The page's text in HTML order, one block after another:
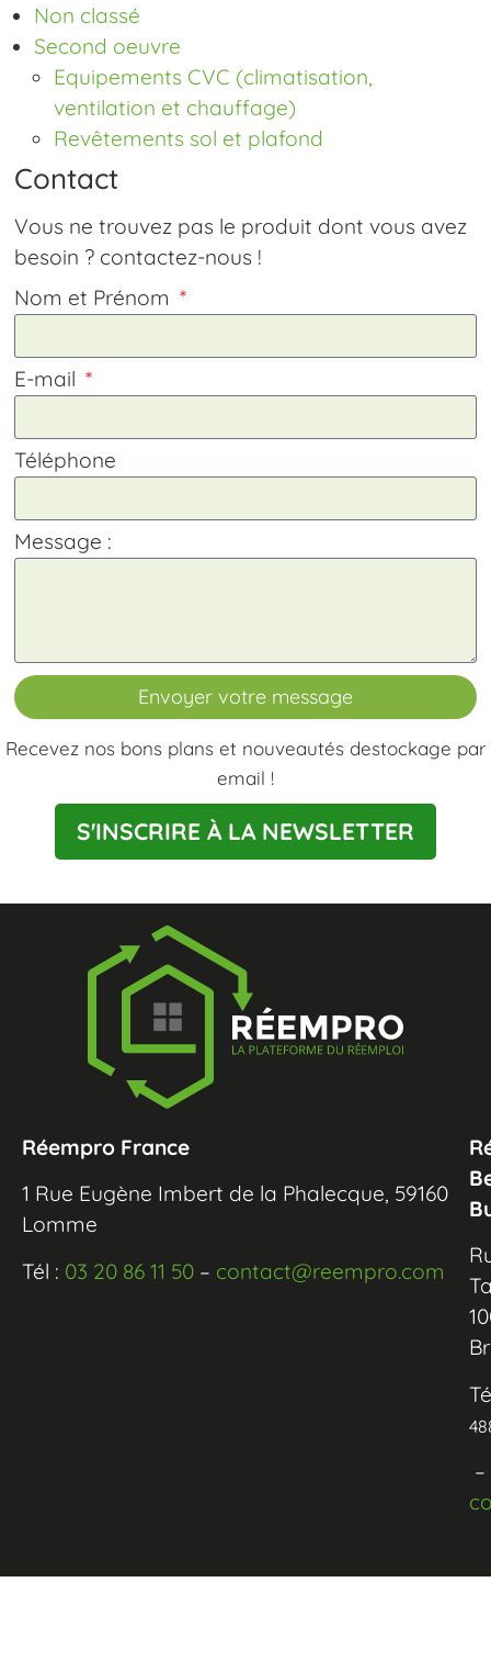
Non classé
Second oeuvre
Equipements CVC (climatisation,
ventilation et chauffage)
Revêtements sol et plafond
Contact
Vous ne trouvez pas le produit dont vous avez
besoin ? contactez-nous !
Nom et Prénom
E-mail
Téléphone
Message :
Envoyer votre message
Recevez nos bons plans et nouveautés destockage par
email !
S'INSCRIRE À LA NEWSLETTER
Réempro France
1 Rue Eugène Imbert de la Phalecque, 59160
Lomme
Tél : 03 20 86 11 50 – contact@reempro.com
–